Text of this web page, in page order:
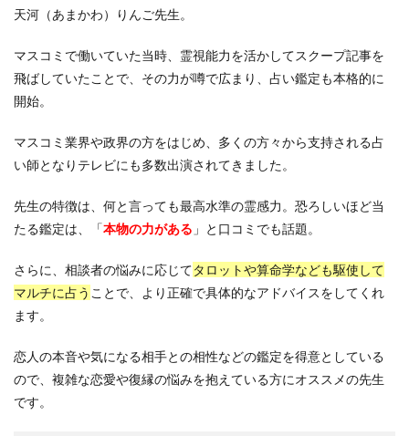
天河（あまかわ）りんご先生。
マスコミで働いていた当時、霊視能力を活かしてスクープ記事を
飛ばしていたことで、その力が噂で広まり、占い鑑定も本格的に
開始。
マスコミ業界や政界の方をはじめ、多くの方々から支持される占
い師となりテレビにも多数出演されてきました。
先生の特徴は、何と言っても最高水準の霊感力。恐ろしいほど当
たる鑑定は、「本物の力がある 」と口コミでも話題。
さらに、相談者の悩みに応じてタロットや算命学なども駆使して
マルチに占う ことで、より正確で具体的なアドバイスをしてくれ
ます。
恋人の本音や気になる相手との相性などの鑑定を得意としている
ので、複雑な恋愛や復縁の悩みを抱えている方にオススメの先生
です。